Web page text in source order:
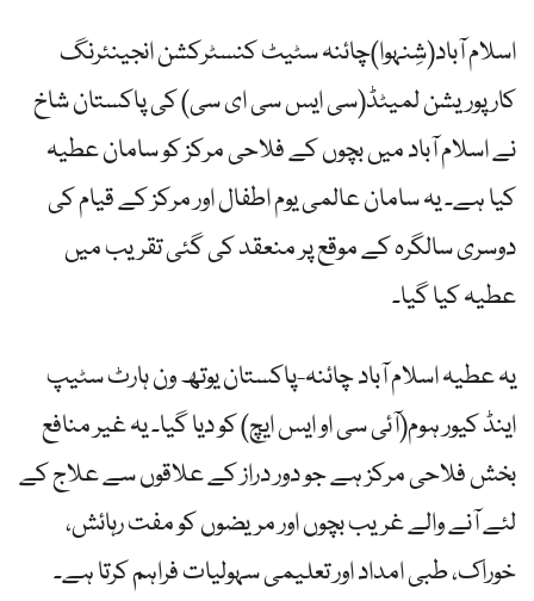
اسلام آباد(شِنہوا)چائنہ سٹیٹ کنسٹرکشن انجینئرنگ
کارپوریشن لمیٹڈ(سی ایس سی ای سی) کی پاکستان شاخ
نے اسلام آباد میں بچوں کے فلاحی مرکز کو سامان عطیہ
کیا ہے۔ یہ سامان عالمی یوم اطفال اور مرکز کے قیام کی
دوسری سالگرہ کے موقع پر منعقد کی گئی تقریب میں
عطیہ کیا گیا۔
یہ عطیہ اسلام آباد چائنہ-پاکستان یوتھ ون ہارٹ سٹیپ
اینڈ کیور ہوم(آئی سی او ایس ایچ) کو دیا گیا۔ یہ غیر منافع
بخش فلاحی مرکز ہے جو دور دراز کے علاقوں سے علاج کے
لئے آنے والے غریب بچوں اور مریضوں کو مفت رہائش،
خوراک، طبی امداد اور تعلیمی سہولیات فراہم کرتا ہے۔